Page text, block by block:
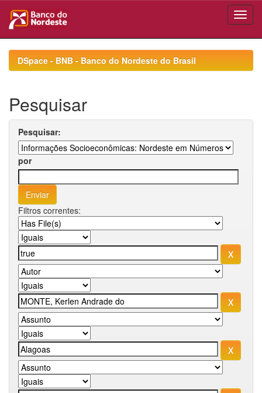
navigationDSpace - BNB - Banco do Nordeste do Brasil
Pesquisar
Pesquisar:
por
Filtros correntes: